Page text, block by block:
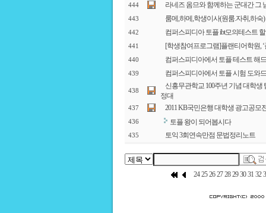
444 라네즈 옴므와 함께하는 군대간 그
443 룸메,하메,학생이사(원룸.자취,하숙
442 컴퍼스피디아 토플 ibt모의테스트
441 [학생참여프로그램]플랜티어학원,
440 컴퍼스피디아에서 토플 테스트 해
439 컴퍼스피디아에서 토플 시험 도와
438
신흥무관학교 100주년 기념 대학생
정대
437 2011 KB국민은행 대학생 광고공모
436 토플 왕이 되어봅시다
435 토익 3회연속만점 문법정리노트
24 25 26 27 28 29 30 31 32